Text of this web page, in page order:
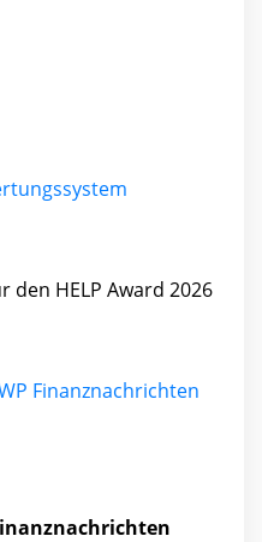
den HELP Award 2026
Finanznachrichten